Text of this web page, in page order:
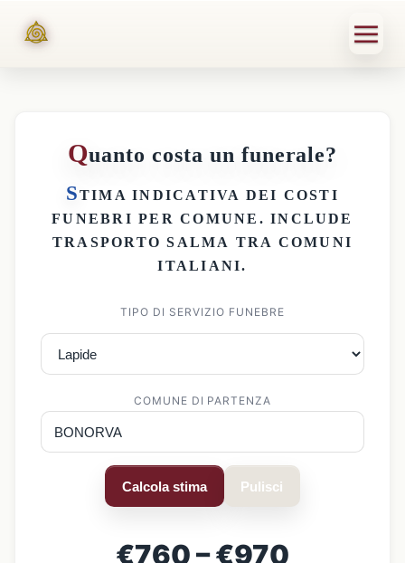
Quanto costa un funerale?
STIMA INDICATIVA DEI COSTI
FUNEBRI PER COMUNE . INCLUDE
TRASPORTO SALMA TRA COMUNI
ITALIANI.
TIPO DI SERVIZIO FUNEBRE
COMUNE DI PARTENZA
Calcola stima Pulisci
€760 – €970